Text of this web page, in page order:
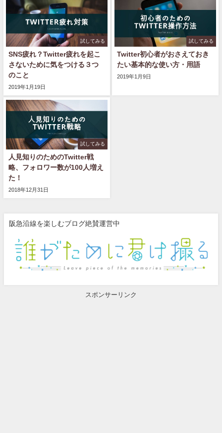
試してみる
SNS疲れ？Twitter疲れを起こ
さないために気をつける３つ
のこと
2019年1月19日
試してみる
Twitter初心者がおさえておき
たい基本的な使い方・用語
2019年1月9日
試してみる
人見知りのためのTwitter戦
略、フォロワー数が100人増え
た！
2018年12月31日
阪急沿線を楽しむブログ絶賛運営中
スポンサーリンク